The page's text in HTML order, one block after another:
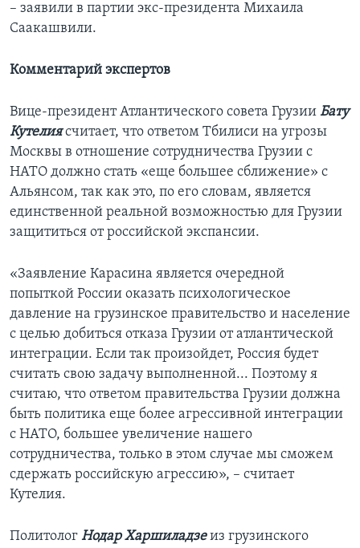
– заявили в партии экс-президента Михаила
Саакашвили.
Комментарий экспертов
Вице-президент Атлантического совета Грузии Бату
Кутелиясчитает, что ответом Тбилиси на угрозы
Москвы в отношение сотрудничества Грузии с
НАТО должно стать «еще большее сближение» с
Альянсом, так как это, по его словам, является
единственной реальной возможностью для Грузии
защититься от российской экспансии.
«Заявление Карасина является очередной
попыткой России оказать психологическое
давление на грузинское правительство и население
с целью добиться отказа Грузии от атлантической
интеграции. Если так произойдет, Россия будет
считать свою задачу выполненной... Поэтому я
считаю, что ответом правительства Грузии должна
быть политика еще более агрессивной интеграции
с НАТО, большее увеличение нашего
сотрудничества, только в этом случае мы сможем
сдержать российскую агрессию», – считает
Кутелия.
Политолог Нодар Харшиладзеиз грузинского